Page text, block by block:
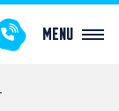
Menu